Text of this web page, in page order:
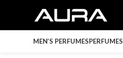
MEN’S PERFUMESPERFUMES